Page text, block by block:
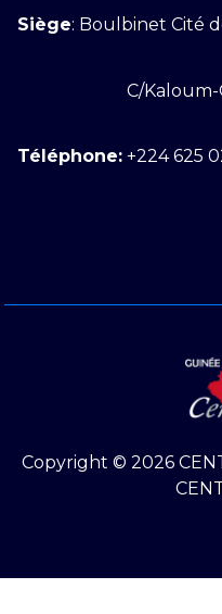
Siège: Boulbinet Cité
C/
Téléphone: +224 625
Copyright © 2026